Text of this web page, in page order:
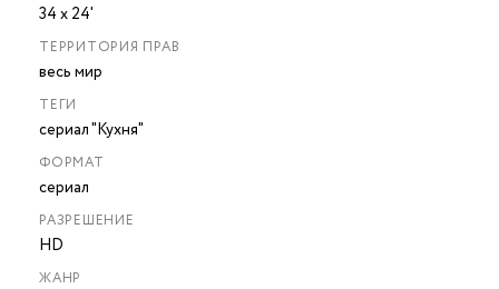
34 х 24'
ТЕРРИТОРИЯ ПРАВ
весь мир
ТЕГИ
сериал "Кухня"
ФОРМАТ
сериал
РАЗРЕШЕНИЕ
HD
ЖАНР